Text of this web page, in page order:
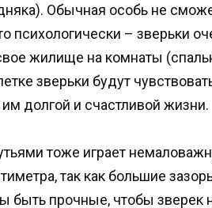
Обычная особь не
психологически – зверьки
жилище на комнаты
зверьки будут
долгой и счастливой жизни.
тоже играет
так как большие
быть прочные, чтобы зверек